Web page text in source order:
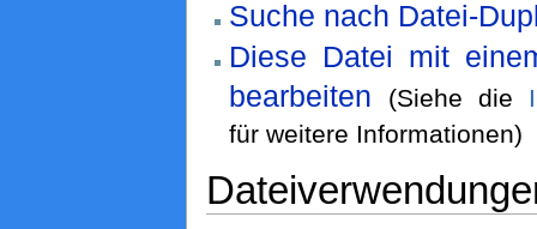
Suche nach Datei-
Diese Datei mit
bearbeiten
(Siehe die
für weitere Informationen)